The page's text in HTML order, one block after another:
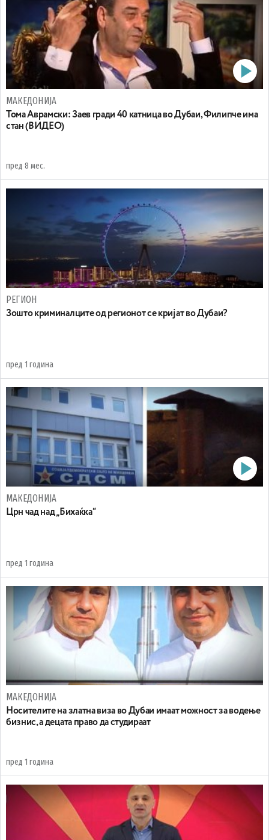
МАКЕДОНИЈА
Toма Аврамски: Заев гради 40 катница во Дубаи, Филипче има
стан (ВИДЕО)
пред 8 мес.
РЕГИОН
Зошто криминалците од регионот се кријат во Дубаи?
пред 1 година
МАКЕДОНИЈА
Црн чад над „Бихаќка“
пред 1 година
МАКЕДОНИЈА
Носителите на златна виза во Дубаи имаат можност за водење
бизнис, а децата право да студираат
пред 1 година